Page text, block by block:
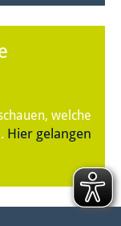
welche
Hier gelangen